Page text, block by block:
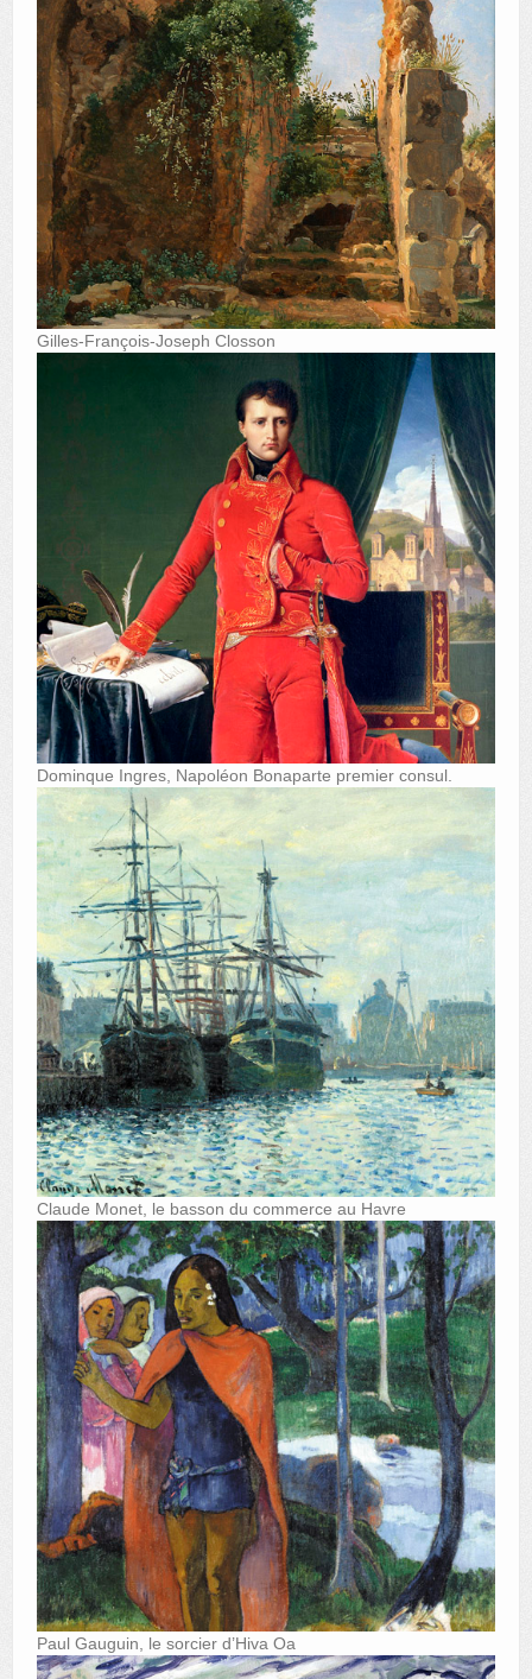
Gilles-François-Joseph Closson
Dominque Ingres, Napoléon Bonaparte premier consul.
Claude Monet, le basson du commerce au Havre
Paul Gauguin, le sorcier d’Hiva Oa